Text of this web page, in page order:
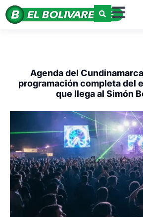
Agenda del
programación completa del
que llega al Simón